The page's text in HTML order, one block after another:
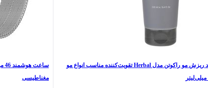
شامپو ضد ریزش مو راکوتن مدل Herbal تقویت‌کننده مناسب انواع مو
مغناطیسی